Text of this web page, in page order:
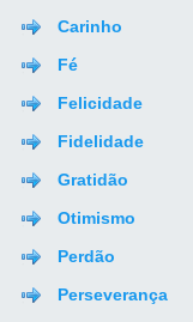
Carinho
Fé
Felicidade
Fidelidade
Gratidão
Otimismo
Perdão
Perseverança